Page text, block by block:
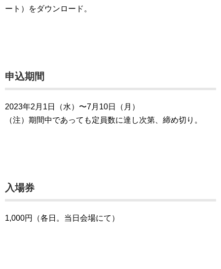
ート）をダウンロード。
申込期間
2023年2月1日（水）〜7月10日（月）
（注）期間中であっても定員数に達し次第、締め切り。
入場券
1,000円（各日。当日会場にて）